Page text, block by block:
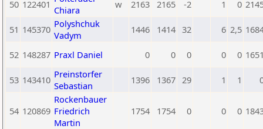
50 122401 Chiara
w 2163 2165 -2 1 0
51 145370 Polyshchuk
Vadym
1446 1414 32 6 2,5
52 148287 Praxl Daniel 0 0 0 0 0
53 143410 Preinstorfer
Sebastian
1396 1367 29 1 1
54 120869
Rockenbauer
Friedrich
Martin
1754 1754 0 0 0